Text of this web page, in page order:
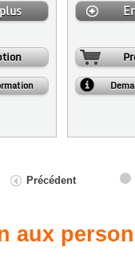
Précédent
aux